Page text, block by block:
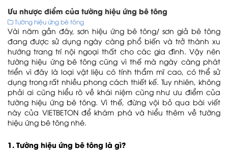
Ưu nhược điểm của tường hiệu ứng bê tông
Tường hiệu ứng bê tông
Vài năm gần đây, sơn hiệu ứng bê tông/ sơn giả bê tông
đang được sử dụng ngày càng phổ biến và trở thành xu
hướng trang trí nội ngoại thất cho các gia đình. Vậy nên
tường hiệu ứng bê tông cũng vì thế mà ngày càng phát
triển vì đây là loại vật liệu có tính thẩm mĩ cao, có thể sử
dụng trong rất nhiều phong cách thiết kế. Tuy nhiên, không
phải ai cũng hiểu rõ về khái niệm cũng như ưu điểm của
tường hiệu ứng bê tông. Vì thế, đừng vội bỏ qua bài viết
này của VIETBETON để khám phá và hiểu thêm về tường
hiệu ứng bê tông nhé.
1. Tường hiệu ứng bê tông là gì?